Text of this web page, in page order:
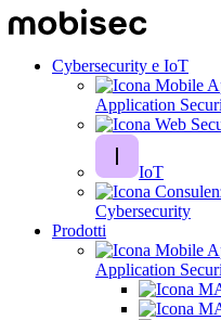
Cybersecurity e IoT
Application
IoT
Cybersecurity
Prodotti
Application